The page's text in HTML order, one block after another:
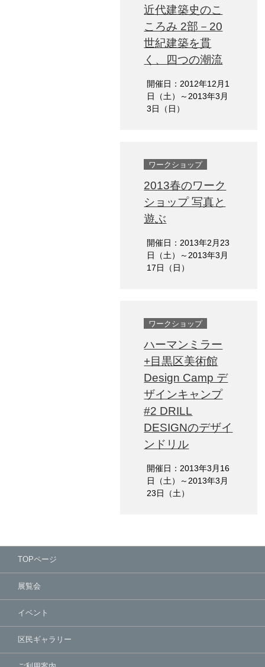
近代建築史のこ
ころみ 2部－20
世紀建築を貫
く、四つの潮流
開催日：2012年12月1
日（土）～2013年3月
3日（日）
ワークショップ
2013春のワーク
ショップ 写真と
遊ぶ
開催日：2013年2月23
日（土）～2013年3月
17日（日）
ワークショップ
ハーマンミラー
+目黒区美術館
Design Camp デ
ザインキャンプ
#2 DRILL
DESIGNのデザイ
ンドリル
開催日：2013年3月16
日（土）～2013年3月
23日（土）
TOPページ
展覧会
イベント
区民ギャラリー